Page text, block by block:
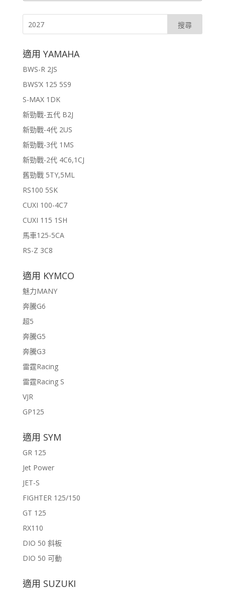
適用 YAMAHA
BWS-R 2JS
BWS’X 125 5S9
S-MAX 1DK
新勁戰-五代 B2J
新勁戰-4代 2US
新勁戰-3代 1MS
新勁戰-2代 4C6,1CJ
舊勁戰 5TY,5ML
RS100 5SK
CUXI 100-4C7
CUXI 115 1SH
馬車125-5CA
RS-Z 3C8
適用 KYMCO
魅力MANY
奔騰G6
超5
奔騰G5
奔騰G3
雷霆Racing
雷霆Racing S
VJR
GP125
適用 SYM
GR 125
Jet Power
JET-S
FIGHTER 125/150
GT 125
RX110
DIO 50 斜板
DIO 50 可動
適用 SUZUKI